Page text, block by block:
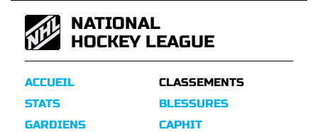
NATIONAL
HOCKEY LEAGUE
ACCUEIL
STATS
GARDIENS
CLASSEMENTS
BLESSURES
CAPHIT